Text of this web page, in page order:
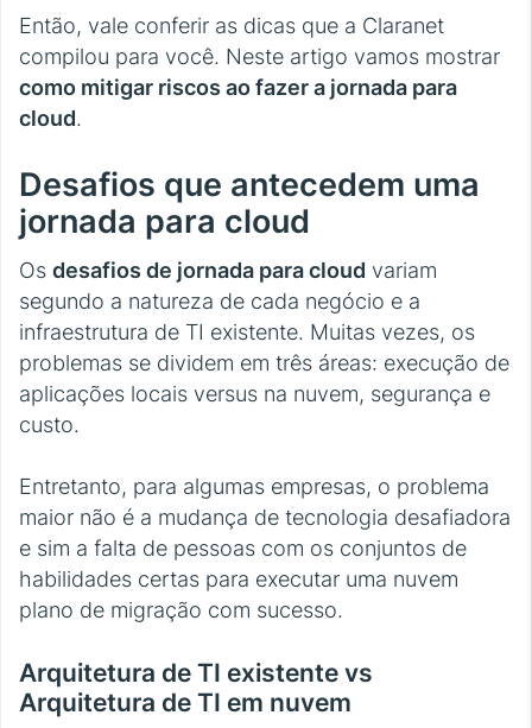
Então, vale conferir as dicas que a Claranet
compilou para você. Neste artigo vamos mostrar
como mitigar riscos ao fazer a jornada para
cloud.
Desafios que antecedem uma
jornada para cloud
Os desafios de jornada para cloud variam
segundo a natureza de cada negócio e a
infraestrutura de TI existente. Muitas vezes, os
problemas se dividem em três áreas: execução de
aplicações locais versus na nuvem, segurança e
custo.
Entretanto, para algumas empresas, o problema
maior não é a mudança de tecnologia desafiadora
e sim a falta de pessoas com os conjuntos de
habilidades certas para executar uma nuvem
plano de migração com sucesso.
Arquitetura de TI existente vs
Arquitetura de TI em nuvem